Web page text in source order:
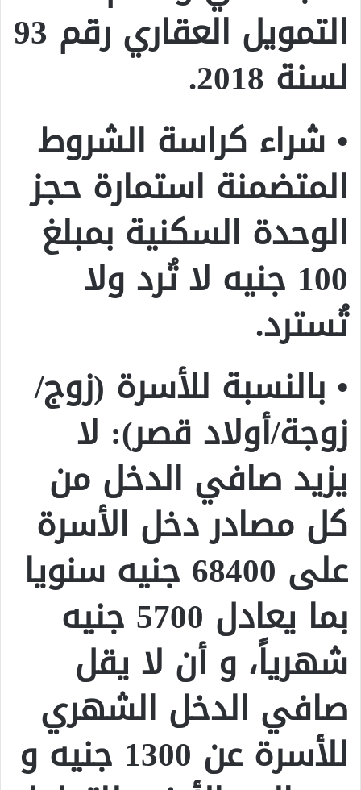
التمويل العقاري رقم 93
لسنة 2018.
• شراء كراسة الشروط
المتضمنة استمارة حجز
الوحدة السكنية بمبلغ
100 جنيه لا تُرد ولا
تُسترد.
• بالنسبة للأسرة (زوج/
زوجة/أولاد قصر): لا
يزيد صافي الدخل من
كل مصادر دخل الأسرة
على 68400 جنيه سنويا
بما يعادل 5700 جنيه
شهرياً، و أن لا يقل
صافي الدخل الشهري
للأسرة عن 1300 جنيه و